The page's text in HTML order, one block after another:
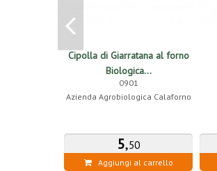
Cipolla di Giarratana al forno
Biologica...
0901
Azienda Agrobiologica Calaforno
5,50
Aggiungi al carrello